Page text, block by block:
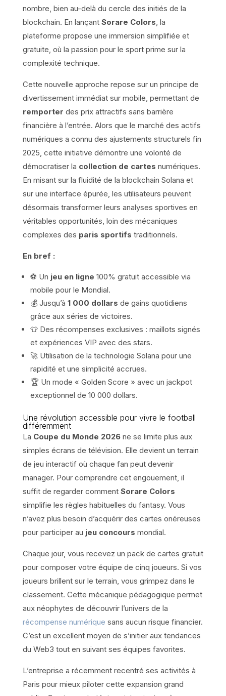
nombre, bien au-delà du cercle des initiés de la
blockchain. En lançant Sorare Colors , la
plateforme propose une immersion simplifiée et
gratuite, où la passion pour le sport prime sur la
complexité technique.
Cette nouvelle approche repose sur un principe de
divertissement immédiat sur mobile, permettant de
remporter des prix attractifs sans barrière
financière à l’entrée. Alors que le marché des actifs
numériques a connu des ajustements structurels fin
2025, cette initiative démontre une volonté de
démocratiser la collection de cartes numériques.
En misant sur la fluidité de la blockchain Solana et
sur une interface épurée, les utilisateurs peuvent
désormais transformer leurs analyses sportives en
véritables opportunités, loin des mécaniques
complexes des paris sportifs traditionnels.
En bref :
⚽ Un jeu en ligne 100% gratuit accessible via
mobile pour le Mondial.
💰 Jusqu’à 1 000 dollars de gains quotidiens
grâce aux séries de victoires.
👕 Des récompenses exclusives : maillots signés
et expériences VIP avec des stars.
🚀 Utilisation de la technologie Solana pour une
rapidité et une simplicité accrues.
🏆 Un mode « Golden Score » avec un jackpot
exceptionnel de 10 000 dollars.
Une révolution accessible pour vivre le football
différemment
La Coupe du Monde 2026ne se limite plus aux
simples écrans de télévision. Elle devient un terrain
de jeu interactif où chaque fan peut devenir
manager. Pour comprendre cet engouement, il
suffit de regarder comment Sorare Colors
simplifie les règles habituelles du fantasy. Vous
n’avez plus besoin d’acquérir des cartes onéreuses
pour participer au jeu concours mondial.
Chaque jour, vous recevez un pack de cartes gratuit
pour composer votre équipe de cinq joueurs. Si vos
joueurs brillent sur le terrain, vous grimpez dans le
classement. Cette mécanique pédagogique permet
aux néophytes de découvrir l’univers de la
récompense numérique sans aucun risque financier.
C’est un excellent moyen de s’initier aux tendances
du Web3 tout en suivant ses équipes favorites.
L’entreprise a récemment recentré ses activités à
Paris pour mieux piloter cette expansion grand